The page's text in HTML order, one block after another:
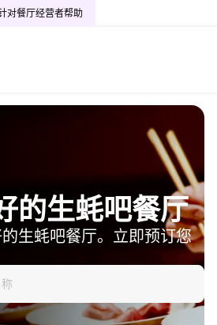
对餐厅经营者帮助
的生蚝吧餐厅
生蚝吧餐厅。立即预订您